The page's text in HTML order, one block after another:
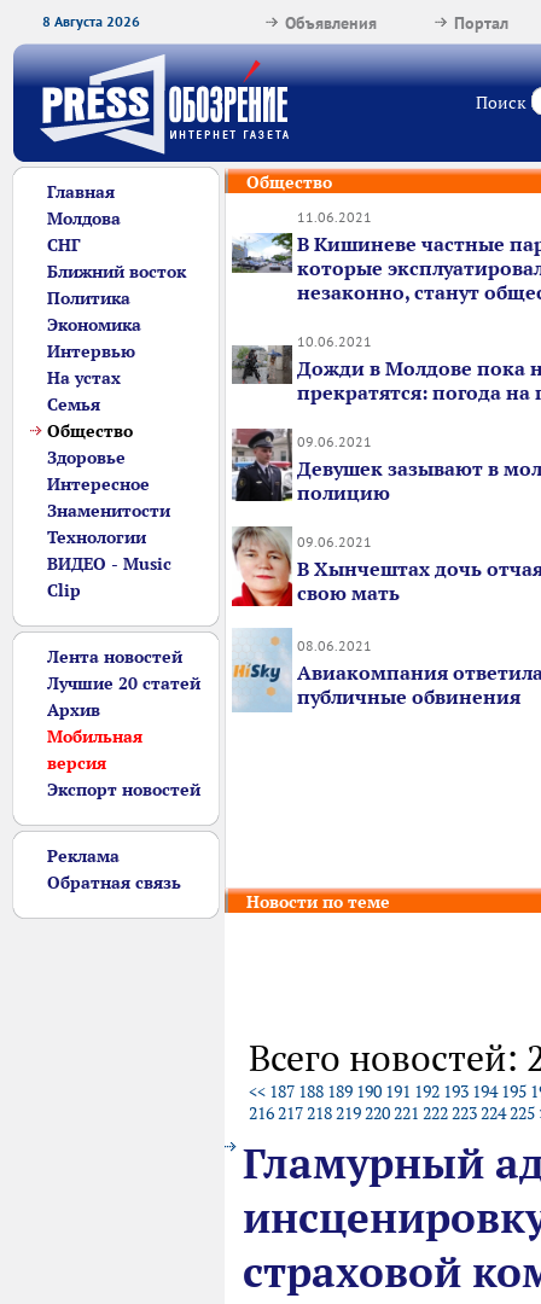
8 Августа 2026 Портал
Объявления
Поиск
Главная
Молдова
СНГ
Ближний восток
Политика
Экономика
Интервью
На устах
Семья
Общество
Здоровье
Интересное
Знаменитости
Технологии
ВИДЕО - Music
Clip
Лента новостей
Лучшие 20 статей
Архив
Мобильная
версия
Экспорт новостей
Реклама
Обратная связь
Общество
11.06.2021
В Кишиневе частные
которые
незаконно, станут
10.06.2021
Дожди в Молдове пока
прекратятся: погода на
09.06.2021
Девушек зазывают в
полицию
09.06.2021
В Хынчештах дочь
свою мать
08.06.2021
Авиакомпания
публичные обвинения
Новости по теме
Всего новостей:
<< 187 188 189 190 191 192 193 194 195
216217218219220221 222223224225
Гламурный
страховой